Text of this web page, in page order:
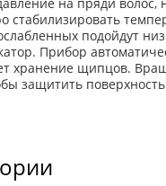
стабилизировать
подойдут
Прибор
хранение щипцов.
защитить